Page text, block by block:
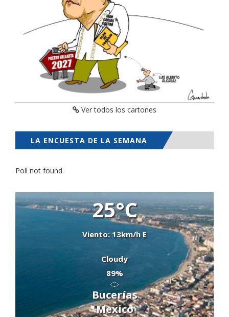
Ver todos los cartones
LA ENCUESTA DE LA SEMANA
Poll not found
25°C
Viento: 13km/h E
Cloudy
89%
Bucerías
Mexico